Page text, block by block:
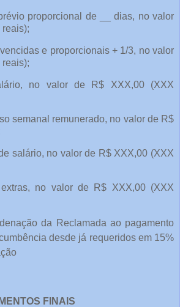
proporcional de __ dias, no valor
e proporcionais + 1/3, no valor
no valor de R$ XXX,00 (XXX
semanal remunerado, no valor de R$
salário, no valor de R$ XXX,00 (XXX
extras, no valor de R$ XXX,00 (XXX
da Reclamada ao pagamento
desde já requeridos em 15%
FINAIS